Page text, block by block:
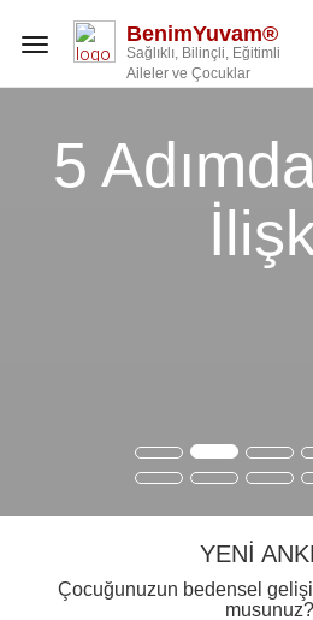
Toggle
BenimYuvam®
Sağlıklı, Bilinçli, Eğitimli
Aileler ve Çocuklar
5
YENİ
Çocuğunuzun bedensel
musunuz?